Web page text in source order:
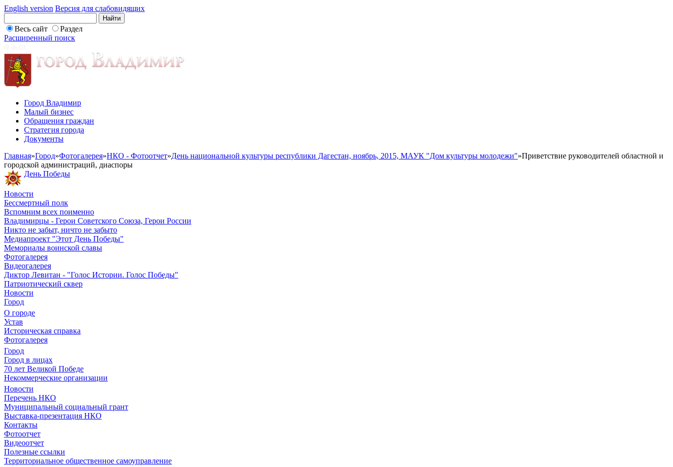
English version Версия для слабовидящих
Весь сайт
Раздел
Расширенный поиск
Город Владимир
Малый бизнес
Обращения граждан
Стратегия города
Документы
Главная»Город»Фотогалерея»НКО - Фотоотчет»День национальной культуры республики Дагестан, ноябрь, 2015, МАУК "Дом культуры молодежи"»Приветствие руководителей областной и
городской администраций, диаспоры
День Победы
Новости
Бессмертный полк
Вспомним всех поименно
Владимирцы - Герои Советского Союза, Герои России
Никто не забыт, ничто не забыто
Медиапроект "Этот День Победы"
Мемориалы воинской славы
Фотогалерея
Видеогалерея
Диктор Левитан - "Голос Истории. Голос Победы"
Патриотический сквер
Новости
Город
О городе
Устав
Историческая справка
Фотогалерея
Город
Город в лицах
70 лет Великой Победе
Некоммерческие организации
Новости
Перечень НКО
Муниципальный социальный грант
Выставка-презентация НКО
Контакты
Фотоотчет
Видеоотчет
Полезные ссылки
Территориальное общественное самоуправление